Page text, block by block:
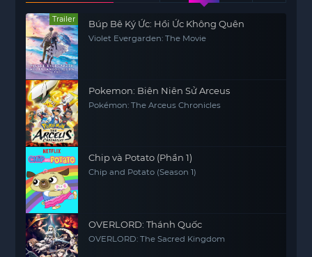
Trailer Búp Bê Ký Ức: Hồi Ức Không Quên
Violet Evergarden: The Movie
Pokemon: Biên Niên Sử Arceus
Pokémon: The Arceus Chronicles
Chip và Potato (Phần 1)
Chip and Potato (Season 1)
OVERLORD: Thánh Quốc
OVERLORD: The Sacred Kingdom